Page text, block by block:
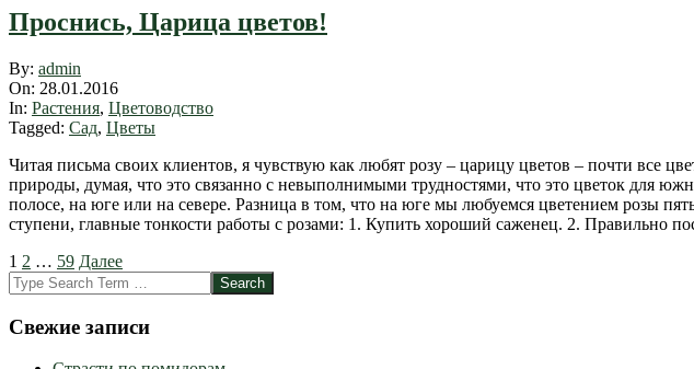
Проснись, Царица цветов!
2016-
01-
28
By: admin
On: 28.01.2016
In: Растения, Цветоводство
Tagged: Сад, Цветы
Читая письма своих клиентов, я чувствую как любят розу – царицу цветов – почти все
природы, думая, что это связанно с невыполнимыми трудностями, что это цветок для
полосе, на юге или на севере. Разница в том, что на юге мы любуемся цветением розы
ступени, главные тонкости работы с розами: 1. Купить хороший саженец. 2. Правильно
Пагинация
записей
1 2 … 59 Далее
Search
Свежие записи